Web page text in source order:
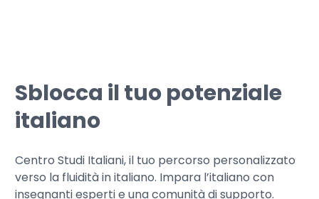
Sblocca il tuo potenziale
italiano
Centro Studi Italiani, il tuo percorso personalizzato
verso la fluidità in italiano. Impara l’italiano con
insegnanti esperti e una comunità di supporto.